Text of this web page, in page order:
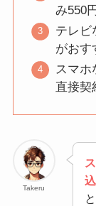
み550
テレビ
がおす
スマホ
直接契
Takeru